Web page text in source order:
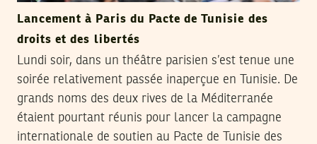
Lancement à Paris du Pacte de Tunisie des
droits et des libertés
Lundi soir, dans un théâtre parisien s’est tenue une
soirée relativement passée inaperçue en Tunisie. De
grands noms des deux rives de la Méditerranée
étaient pourtant réunis pour lancer la campagne
internationale de soutien au Pacte de Tunisie des